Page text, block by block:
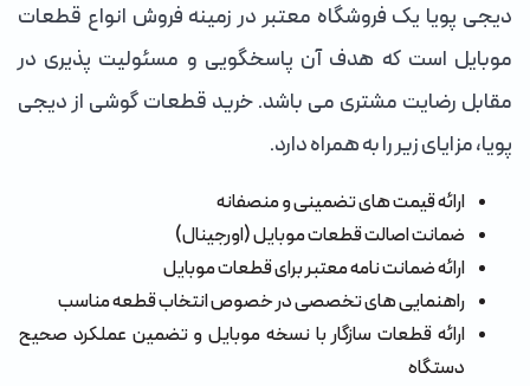
دیجی پویا یک فروشگاه معتبر در زمینه فروش انواع قطعات
موبایل است که هدف آن پاسخگویی و مسئولیت پذیری در
مقابل رضایت مشتری می باشد. خرید قطعات گوشی از دیجی
پویا، مزایای زیر را به همراه دارد.
ارائه قیمت های تضمینی و منصفانه
ضمانت اصالت قطعات موبایل (اورجینال)
ارائه ضمانت نامه معتبر برای قطعات موبایل
راهنمایی های تخصصی در خصوص انتخاب قطعه مناسب
ارائه قطعات سازگار با نسخه موبایل و تضمین عملکرد صحیح
دستگاه